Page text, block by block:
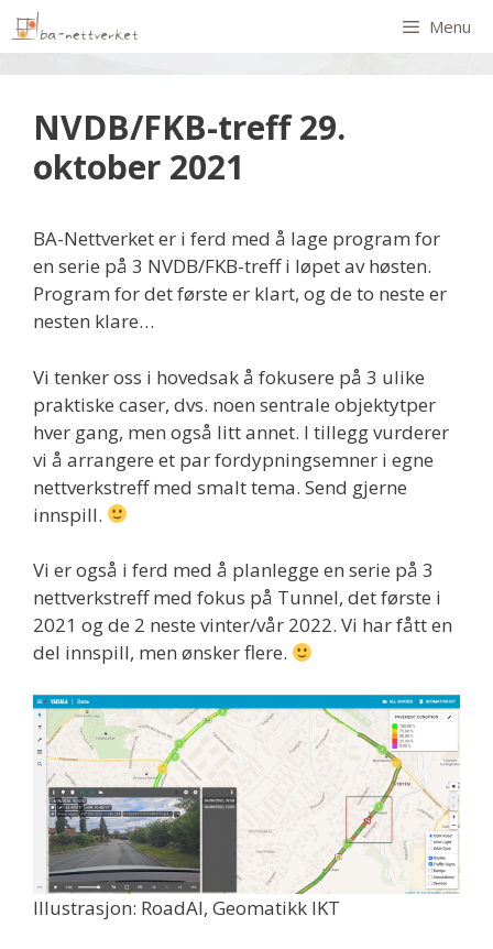
Menu
NVDB/FKB-treff 29.
oktober 2021
BA-Nettverket er i ferd med å lage program for
en serie på 3 NVDB/FKB-treff i løpet av høsten.
Program for det første er klart, og de to neste er
nesten klare…
Vi tenker oss i hovedsak å fokusere på 3 ulike
praktiske caser, dvs. noen sentrale objektytper
hver gang, men også litt annet. I tillegg vurderer
vi å arrangere et par fordypningsemner i egne
nettverkstreff med smalt tema. Send gjerne
innspill.
Vi er også i ferd med å planlegge en serie på 3
nettverkstreff med fokus på Tunnel, det første i
2021 og de 2 neste vinter/vår 2022. Vi har fått en
del innspill, men ønsker flere.
Illustrasjon: RoadAI, Geomatikk IKT